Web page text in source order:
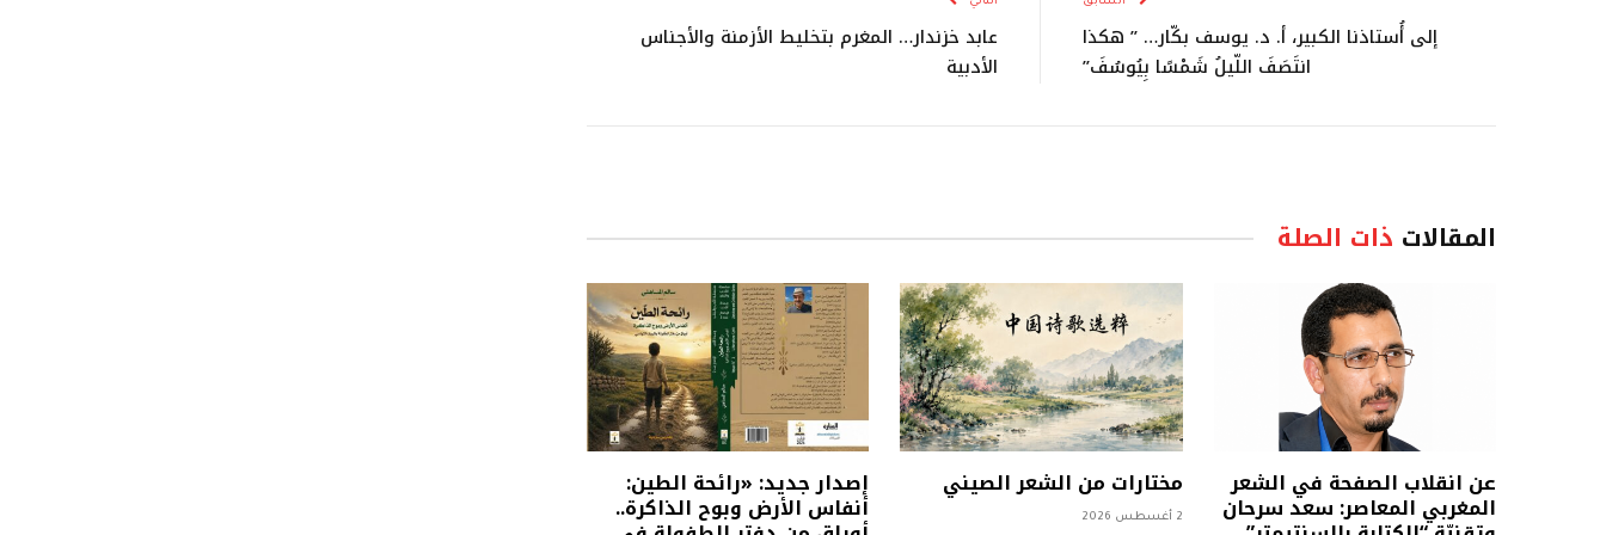
إلى أُستاذنا الكبير، أ. د. يوسف بكّار… ” هكذا
انتَصَفَ اللّيلُ شَمْسًا بِيُوسُفَ”
عابد خزندار… المغرم بتخليط الأزمنة والأجناس
الأدبية
المقالات ذات الصلة
عن انقلاب الصفحة في الشعر
المغربي المعاصر: سعد سرحان
مختارات من الشعر الصيني
2 أغسطس 2026
إصدار جديد: «رائحة الطين:
أنفاس الأرض وبوح الذاكرة..